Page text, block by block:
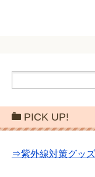
PICK UP!
⇒紫外線対策グッ